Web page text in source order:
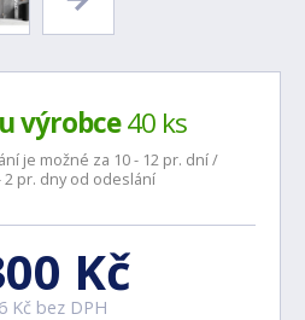
výrobce40 ks
je možné za 10 - 12 pr. dní /
2 pr. dny od odeslání
Kč
Kč bez DPH